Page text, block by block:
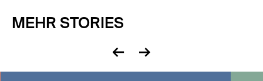
MEHR STORIES
zurück
vor